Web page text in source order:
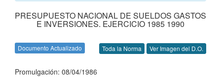
PRESUPUESTO NACIONAL DE SUELDOS GASTOS
E INVERSIONES. EJERCICIO 1985 1990
Documento Actualizado Toda la Norma Ver Imagen del D.O.
Promulgación: 08/04/1986